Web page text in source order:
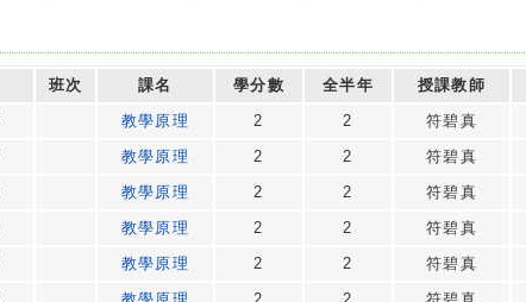
班次 課名 學分數 全半年 授課教師
教學原理 2 2 符碧真
教學原理 2 2 符碧真
教學原理 2 2 符碧真
教學原理 2 2 符碧真
教學原理 2 2 符碧真